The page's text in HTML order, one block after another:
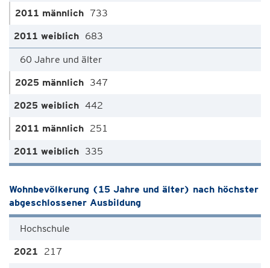
733
683
60 Jahre und älter
347
442
251
335
Wohnbevölkerung (15 Jahre und älter) nach höchster
abgeschlossener Ausbildung
Hochschule
217